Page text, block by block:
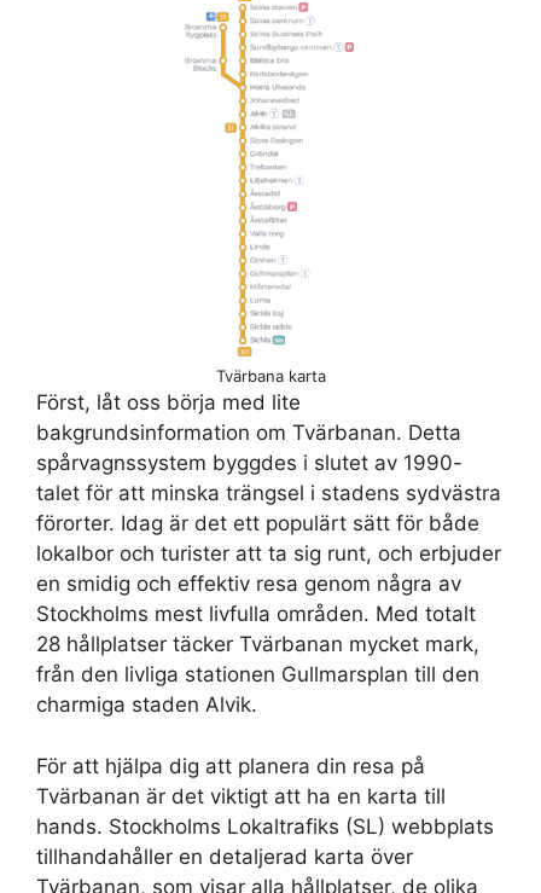
Tvärbana karta
Först, låt oss börja med lite
bakgrundsinformation om Tvärbanan. Detta
spårvagnssystem byggdes i slutet av 1990-
talet för att minska trängsel i stadens sydvästra
förorter. Idag är det ett populärt sätt för både
lokalbor och turister att ta sig runt, och erbjuder
en smidig och effektiv resa genom några av
Stockholms mest livfulla områden. Med totalt
28 hållplatser täcker Tvärbanan mycket mark,
från den livliga stationen Gullmarsplan till den
charmiga staden Alvik.
För att hjälpa dig att planera din resa på
Tvärbanan är det viktigt att ha en karta till
hands. Stockholms Lokaltrafiks (SL) webbplats
tillhandahåller en detaljerad karta över
Tvärbanan, som visar alla hållplatser, de olika